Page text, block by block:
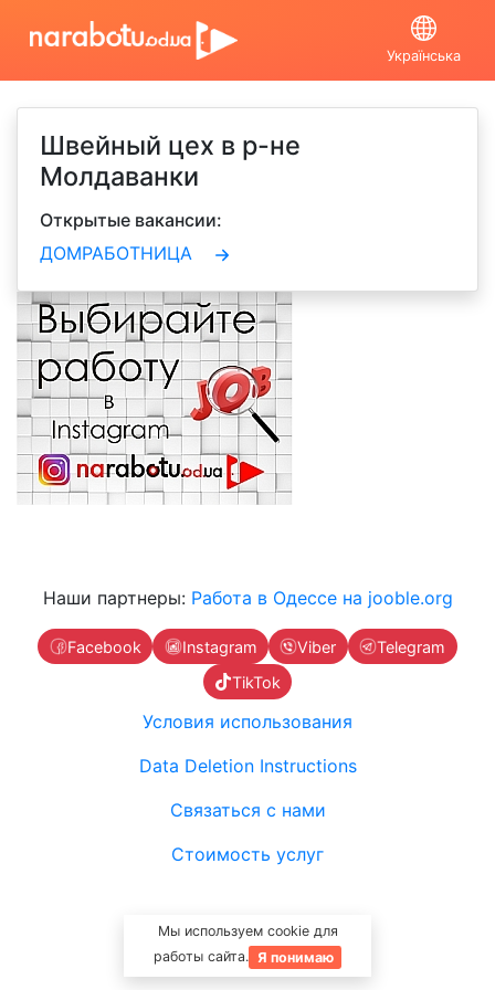
Мы используем cookie для
работы сайта. Я понимаю
Українська
Швейный цех в р-не
Молдаванки
Открытые вакансии:
ДОМРАБОТНИЦА
Наши партнеры: Работа в Одессе на jooble.org
Facebook Instagram Viber
Telegram
TikTok
Условия использования
Data Deletion Instructions
Связаться с нами
Стоимость услуг